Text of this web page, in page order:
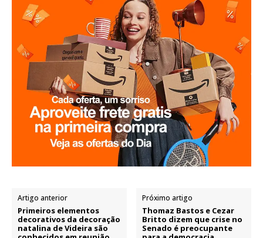
Artigo anterior
Primeiros elementos
decorativos da decoração
natalina de Videira são
Próximo artigo
Thomaz Bastos e Cezar
Britto dizem que crise no
Senado é preocupante